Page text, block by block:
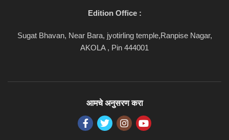
Edition Office :
Sugat Bhavan, Near Bara, jyotirling temple,Ranpise Nagar,
AKOLA , Pin 444001
आमचे अनुसरण करा